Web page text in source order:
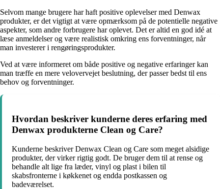
Selvom mange brugere har haft positive oplevelser med Denwax
produkter, er det vigtigt at være opmærksom på de potentielle negative
aspekter, som andre forbrugere har oplevet. Det er altid en god idé at
læse anmeldelser og være realistisk omkring ens forventninger, når
man investerer i rengøringsprodukter.
Ved at være informeret om både positive og negative erfaringer kan
man træffe en mere velovervejet beslutning, der passer bedst til ens
behov og forventninger.
Hvordan beskriver kunderne deres erfaring med
Denwax produkterne Clean og Care?
Kunderne beskriver Denwax Clean og Care som meget alsidige
produkter, der virker rigtig godt. De bruger dem til at rense og
behandle alt lige fra læder, vinyl og plast i bilen til
skabsfronterne i køkkenet og endda postkassen og
badeværelset.